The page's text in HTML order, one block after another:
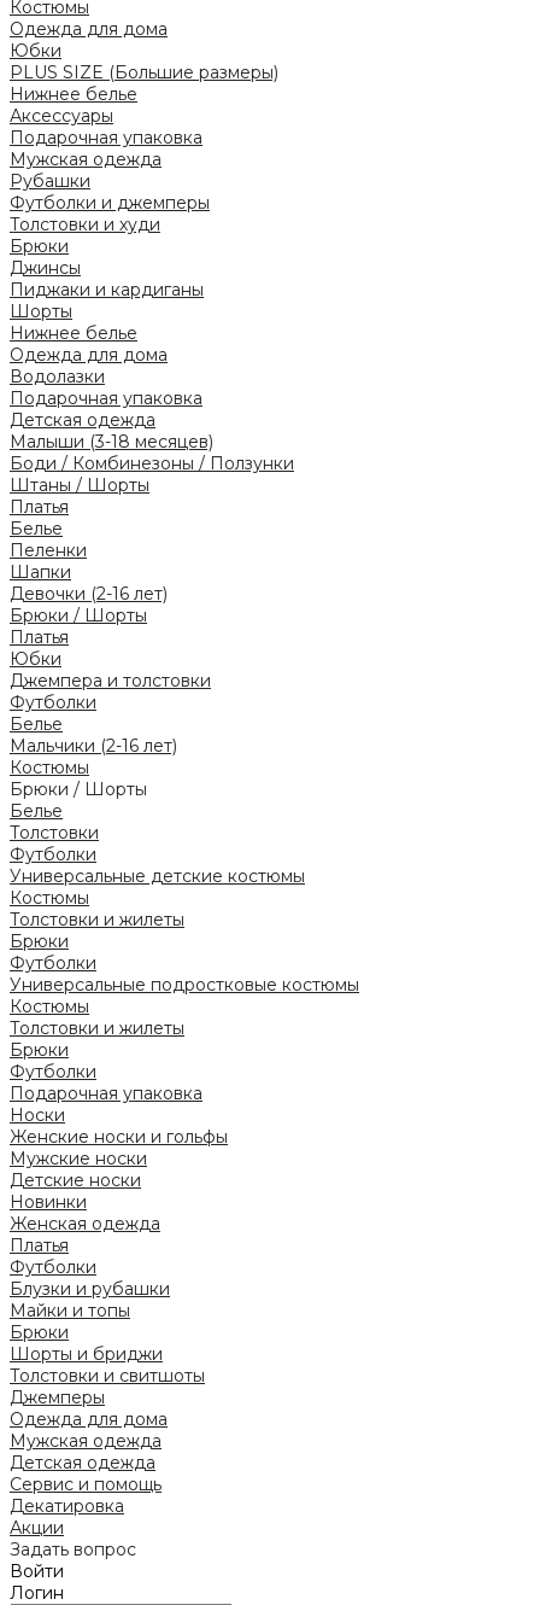
Костюмы
Одежда для дома
Юбки
PLUS SIZE (Большие размеры)
Нижнее белье
Аксессуары
Подарочная упаковка
Мужская одежда
Рубашки
Футболки и джемперы
Толстовки и худи
Брюки
Джинсы
Пиджаки и кардиганы
Шорты
Нижнее белье
Одежда для дома
Водолазки
Подарочная упаковка
Детская одежда
Малыши (3-18 месяцев)
Боди / Комбинезоны / Ползунки
Штаны / Шорты
Платья
Белье
Пеленки
Шапки
Девочки (2-16 лет)
Брюки / Шорты
Платья
Юбки
Джемпера и толстовки
Футболки
Белье
Мальчики (2-16 лет)
Костюмы
Брюки / Шорты
Белье
Толстовки
Футболки
Универсальные детские костюмы
Костюмы
Толстовки и жилеты
Брюки
Футболки
Универсальные подростковые костюмы
Костюмы
Толстовки и жилеты
Брюки
Футболки
Подарочная упаковка
Носки
Женские носки и гольфы
Мужские носки
Детские носки
Новинки
Женская одежда
Платья
Футболки
Блузки и рубашки
Майки и топы
Брюки
Шорты и бриджи
Толстовки и свитшоты
Джемперы
Одежда для дома
Мужская одежда
Детская одежда
Сервис и помощь
Декатировка
Акции
Задать вопрос
Войти
Логин